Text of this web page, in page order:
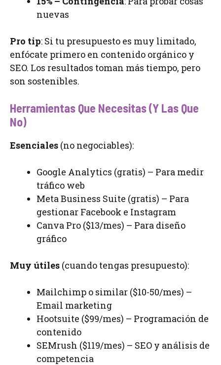
nuevas
Pro tip: Si tu presupuesto es muy limitado,
enfócate primero en contenido orgánico y
SEO. Los resultados toman más tiempo, pero
son sostenibles.
Herramientas Que Necesitas (Y Las Que
No)
Esenciales (no negociables):
Google Analytics (gratis) – Para medir
tráfico web
Meta Business Suite (gratis) – Para
gestionar Facebook e Instagram
Canva Pro ($13/mes) – Para diseño
gráfico
Muy útiles (cuando tengas presupuesto):
Mailchimp o similar ($10-50/mes) –
Email marketing
Hootsuite ($99/mes) – Programación de
contenido
SEMrush ($119/mes) – SEO y análisis de
competencia